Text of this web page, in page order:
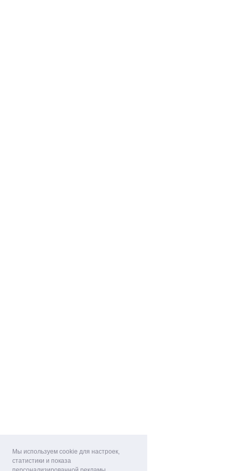
Мы используем cookie для настроек,
статистики и показа